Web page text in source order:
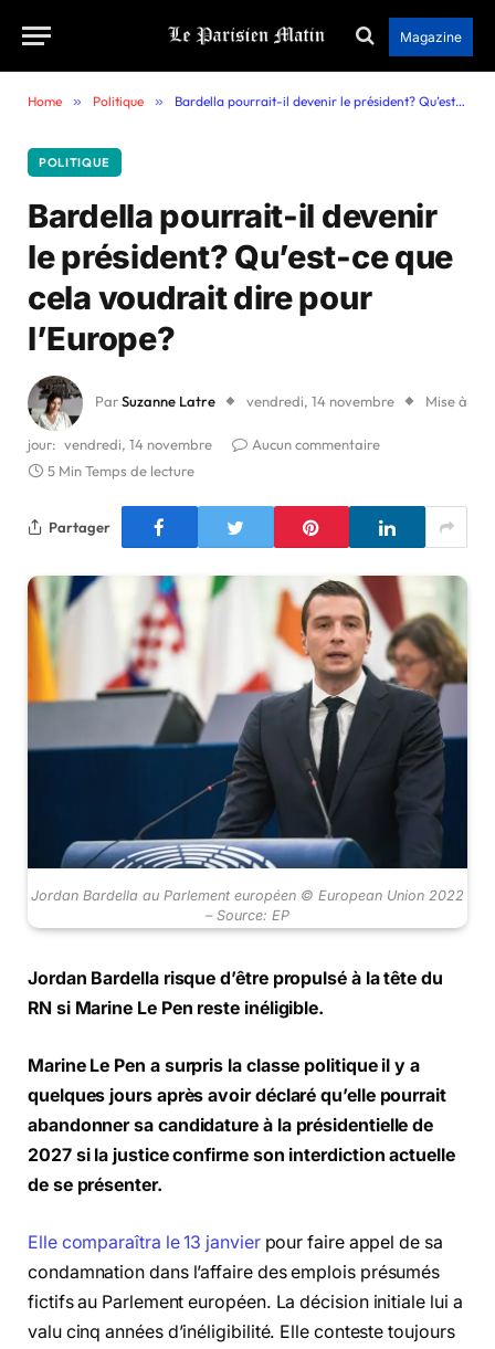
Magazine
Home » Politique » Bardella pourrait-il devenir le président? Qu’est-ce que cela voudrait dire pour l’Europe?
POLITIQUE
Bardella pourrait-il devenir
le président? Qu’est-ce que
cela voudrait dire pour
l’Europe?
ParSuzanne Latre vendredi, 14 novembre Mise à
jour: vendredi, 14 novembre
Aucun commentaire
5 Min Temps de lecture
Partager
Jordan Bardella au Parlement européen © European Union 2022
– Source: EP
Jordan Bardella risque d’être propulsé à la tête du
RN si Marine Le Pen reste inéligible.
Marine Le Pen a surpris la classe politique il y a
quelques jours après avoir déclaré qu’elle pourrait
abandonner sa candidature à la présidentielle de
2027 si la justice confirme son interdiction actuelle
de se présenter.
Elle comparaîtra le 13 janvierpour faire appel de sa
condamnation dans l’affaire des emplois présumés
fictifs au Parlement européen. La décision initiale lui a
valu cinq années d’inéligibilité. Elle conteste toujours